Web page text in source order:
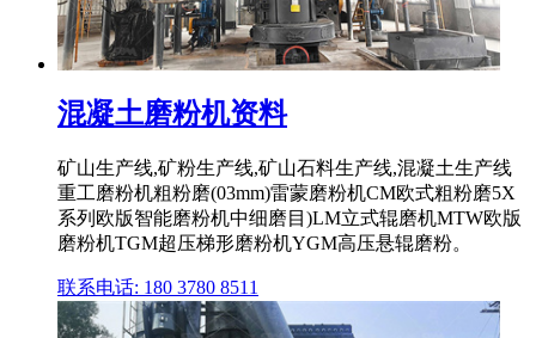
混凝土磨粉机资料
矿山生产线,矿粉生产线,矿山石料生产线,混凝土生产线
重工磨粉机粗粉磨(03mm)雷蒙磨粉机CM欧式粗粉磨5X
系列欧版智能磨粉机中细磨目)LM立式辊磨机MTW欧版
磨粉机TGM超压梯形磨粉机YGM高压悬辊磨粉。
联系电话: 180 3780 8511